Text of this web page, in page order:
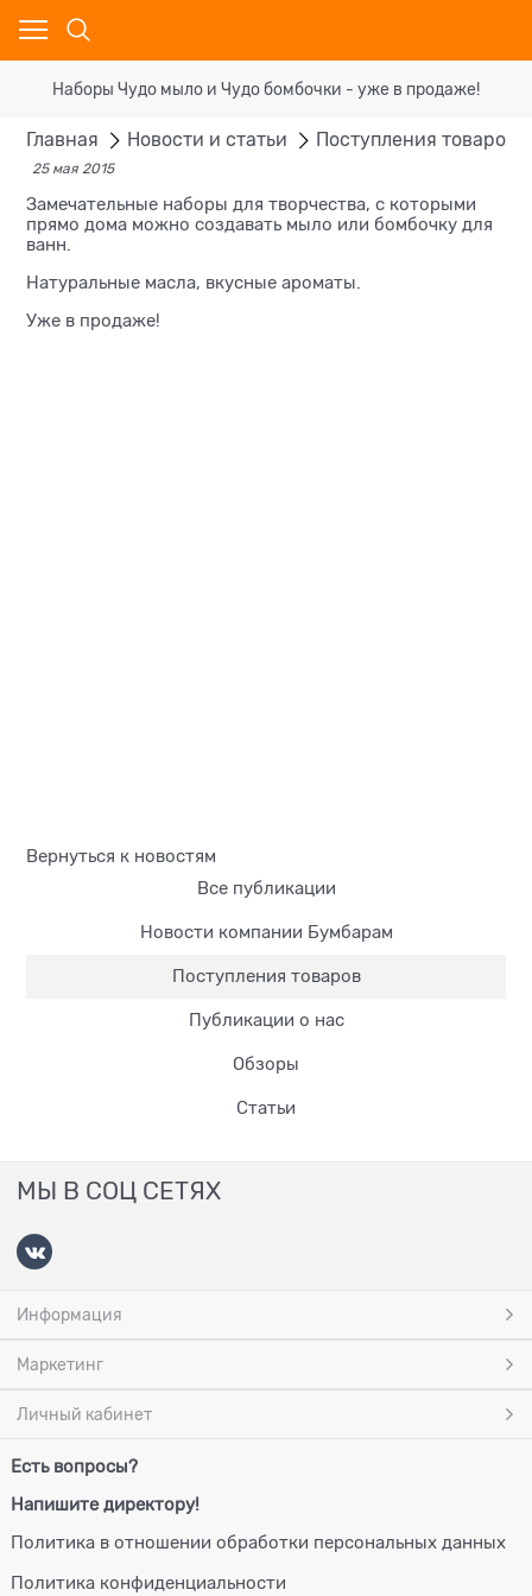
Наборы Чудо мыло и Чудо бомбочки - уже в продаже!
Главная Новости и статьи Поступления товаров
25 мая 2015
Замечательные наборы для творчества, с которыми
прямо дома можно создавать мыло или бомбочку для
ванн.
Натуральные масла, вкусные ароматы.
Уже в продаже!
Вернуться к новостям
Все публикации
Новости компании Бумбарам
Поступления товаров
Публикации о нас
Обзоры
Статьи
МЫ В СОЦ СЕТЯХ
Информация
Маркетинг
Личный кабинет
Есть вопросы?
Напишите директору!
Политика в отношении обработки персональных данных
Политика конфиденциальности